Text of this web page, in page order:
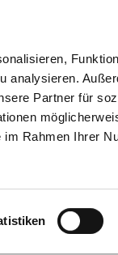
analysieren.
Partner für
Rahmen Ihrer
AHK-Finder